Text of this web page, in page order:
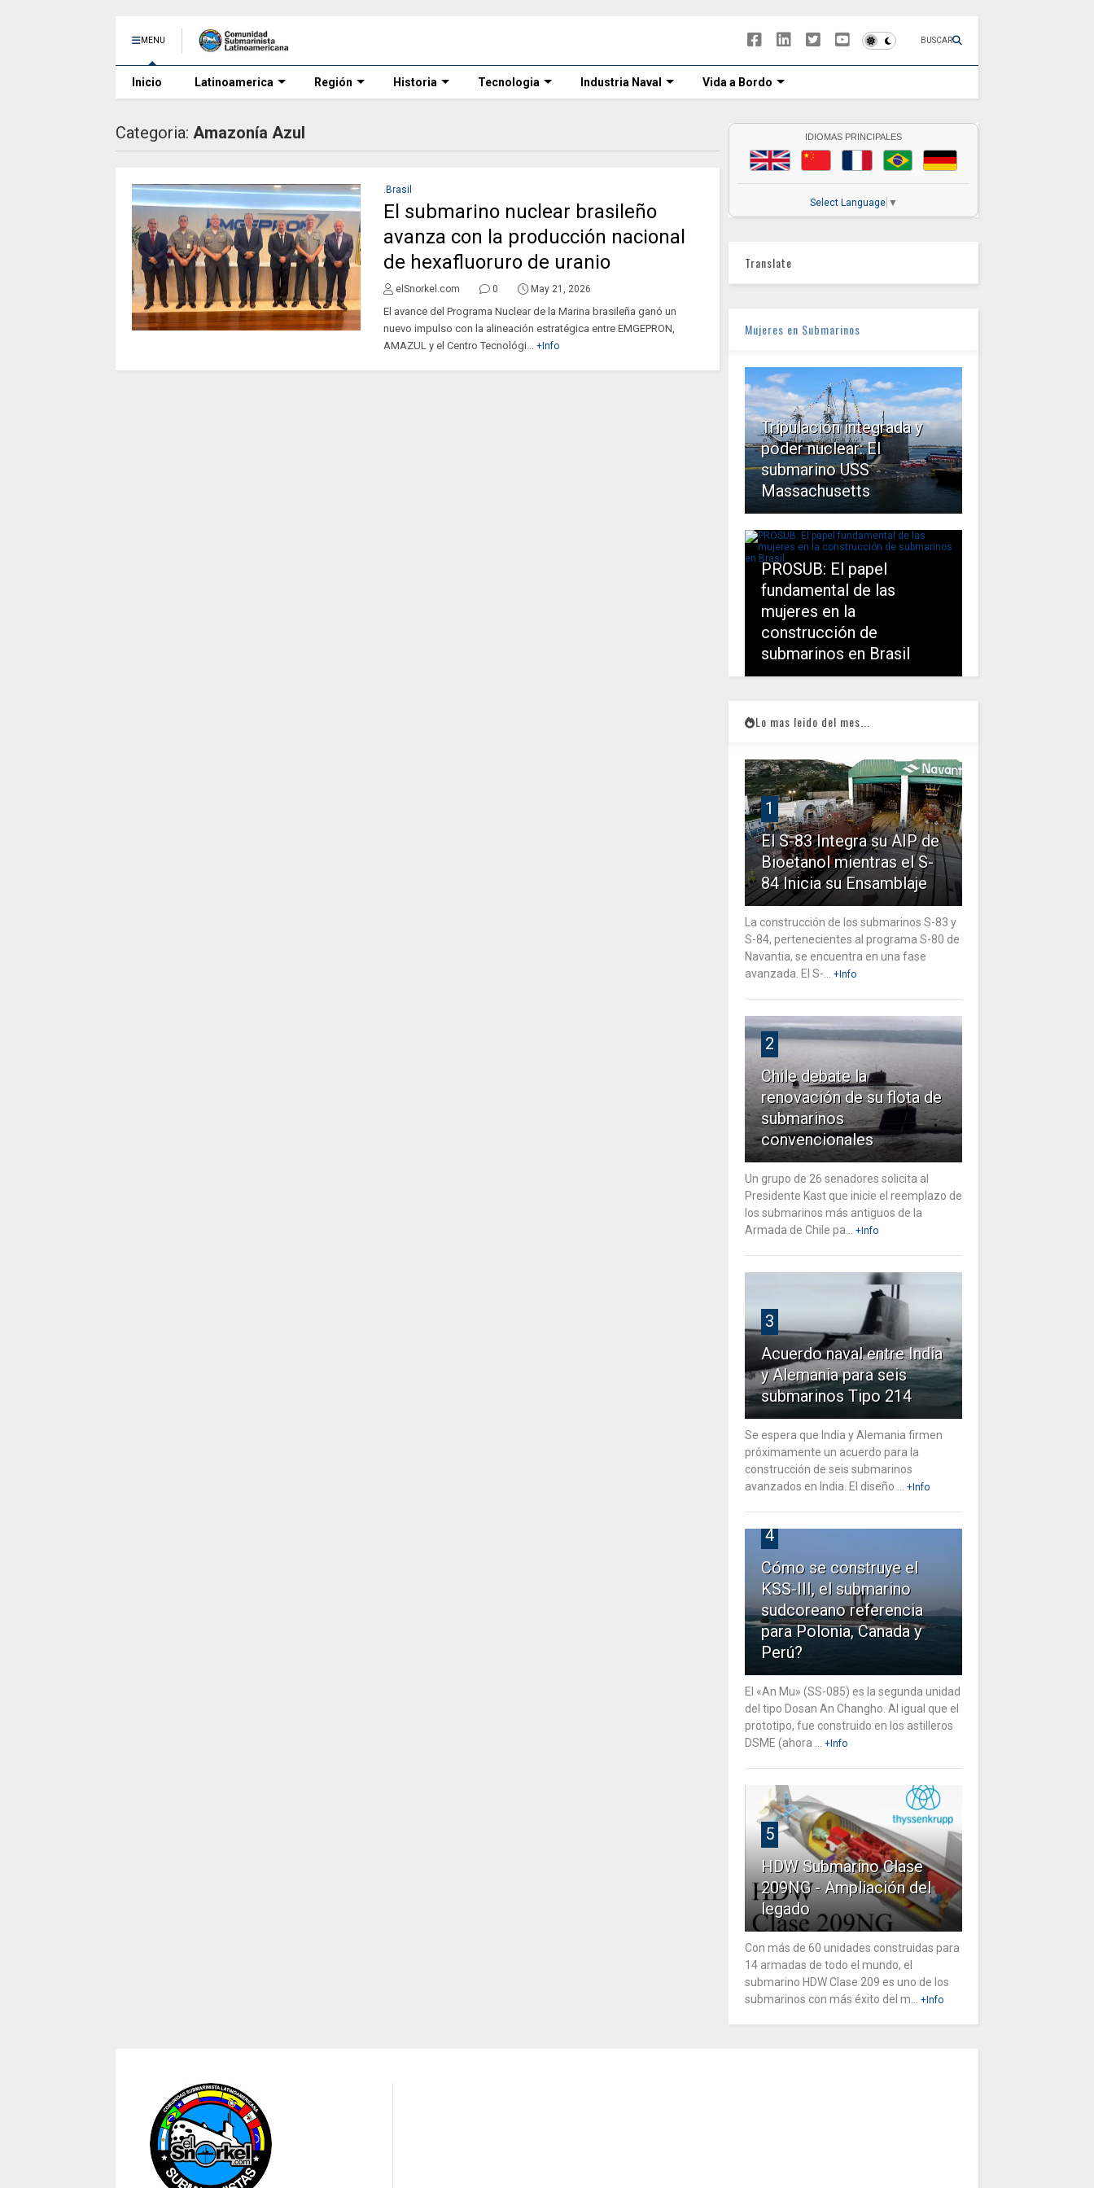
MENU BUSCAR
Inicio Latinoamerica Región Historia Tecnologia Industria Naval Vida a Bordo
Categoria: Amazonía Azul
.Brasil
El submarino nuclear brasileño
avanza con la producción nacional
de hexafluoruro de uranio
elSnorkel.com 0 May 21, 2026
El avance del Programa Nuclear de la Marina brasileña ganó un
nuevo impulso con la alineación estratégica entre EMGEPRON,
AMAZUL y el Centro Tecnológi... +Info
IDIOMAS PRINCIPALES
Select Language ▼
Translate
Mujeres en Submarinos
Tripulación integrada y
poder nuclear: El
submarino USS
Massachusetts
PROSUB: El papel
fundamental de las
mujeres en la
construcción de
submarinos en Brasil
Lo mas leido del mes...
1
El S-83 Integra su AIP de
Bioetanol mientras el S-
84 Inicia su Ensamblaje
La construcción de los submarinos S-83 y
S-84, pertenecientes al programa S-80 de
Navantia, se encuentra en una fase
avanzada. El S-...
+Info
2
Chile debate la
renovación de su flota de
submarinos
convencionales
Un grupo de 26 senadores solicita al
Presidente Kast que inicie el reemplazo de
los submarinos más antiguos de la
Armada de Chile pa...
+Info
3
Acuerdo naval entre India
y Alemania para seis
submarinos Tipo 214
Se espera que India y Alemania firmen
próximamente un acuerdo para la
construcción de seis submarinos
avanzados en India. El diseño ...
+Info
4
Cómo se construye el
KSS-III, el submarino
sudcoreano referencia
para Polonia, Canada y
Perú?
El «An Mu» (SS-085) es la segunda unidad
del tipo Dosan An Changho. Al igual que el
prototipo, fue construido en los astilleros
DSME (ahora ...
+Info
5
HDW Submarino Clase
209NG - Ampliación del
legado
Con más de 60 unidades construidas para
14 armadas de todo el mundo, el
submarino HDW Clase 209 es uno de los
submarinos con más éxito del m...
+Info